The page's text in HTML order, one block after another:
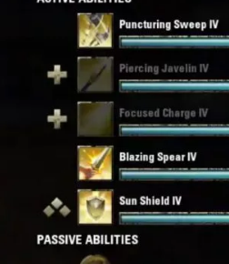
Par plateforme